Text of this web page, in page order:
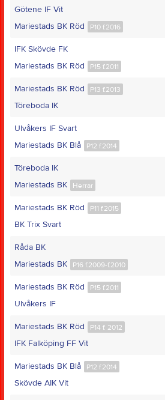
Götene IF Vit
P10 f.2016
Mariestads BK Röd
IFK Skövde FK
P15 f.2011
Mariestads BK Röd
P13 f.2013
Mariestads BK Röd
Töreboda IK
Ulvåkers IF Svart
P12 f.2014
Mariestads BK Blå
Töreboda IK
Herrar
Mariestads BK
P11 f.2015
Mariestads BK Röd
BK Trix Svart
Råda BK
P16 f.2009-f.2010
Mariestads BK
P15 f.2011
Mariestads BK Röd
Ulvåkers IF
P14 f. 2012
Mariestads BK Röd
IFK Falköping FF Vit
P12 f.2014
Mariestads BK Blå
Skövde AIK Vit